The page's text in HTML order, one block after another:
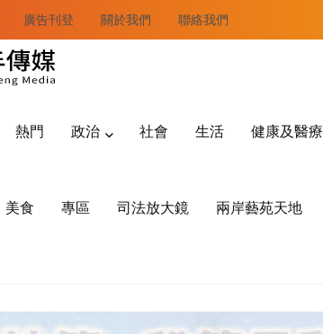
廣告刊登 關於我們 聯絡我們
熱門 政治 社會 生活 健康及醫療
美食 專區 司法放大鏡 兩岸藝苑天地